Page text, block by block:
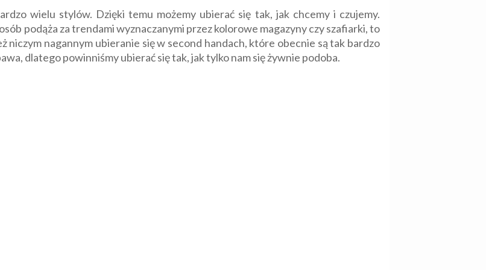
wielu stylów. Dzięki temu możemy ubierać się tak, jak chcemy i czujemy.
podąża za trendami wyznaczanymi przez kolorowe magazyny czy szafiarki, to
niczym nagannym ubieranie się w second handach, które obecnie są tak bardzo
dlatego powinniśmy ubierać się tak, jak tylko nam się żywnie podoba.